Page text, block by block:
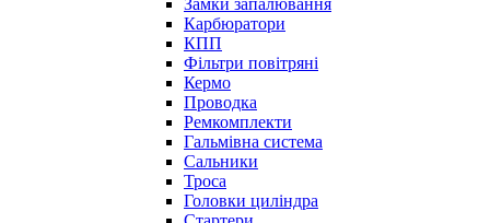
Карбюратори
КПП
Фільтри повітряні
Кермо
Проводка
Ремкомплекти
Гальмівна система
Сальники
Троса
Головки циліндра